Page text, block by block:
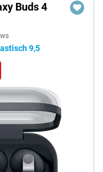
Buds 4
9,5